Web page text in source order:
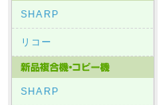
SHARP
リコー
SHARP